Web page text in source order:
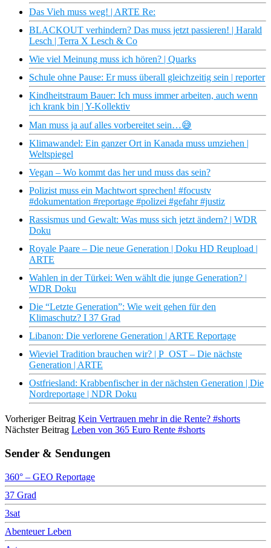
Das Vieh muss weg! | ARTE Re:
BLACKOUT verhindern? Das muss jetzt passieren! | Harald
Lesch | Terra X Lesch & Co
Wie viel Meinung muss ich hören? | Quarks
Schule ohne Pause: Er muss überall gleichzeitig sein | reporter
Kindheitstraum Bauer: Ich muss immer arbeiten, auch wenn
ich krank bin | Y-Kollektiv
Man muss ja auf alles vorbereitet sein…😅
Klimawandel: Ein ganzer Ort in Kanada muss umziehen |
Weltspiegel
Vegan – Wo kommt das her und muss das sein?
Polizist muss ein Machtwort sprechen! #focustv
#dokumentation #reportage #polizei #gefahr #justiz
Rassismus und Gewalt: Was muss sich jetzt ändern? | WDR
Doku
Royale Paare – Die neue Generation | Doku HD Reupload |
ARTE
Wahlen in der Türkei: Wen wählt die junge Generation? |
WDR Doku
Die “Letzte Generation”: Wie weit gehen für den
Klimaschutz? I 37 Grad
Libanon: Die verlorene Generation | ARTE Reportage
Wieviel Tradition brauchen wir? | P_OST – Die nächste
Generation | ARTE
Ostfriesland: Krabbenfischer in der nächsten Generation | Die
Nordreportage | NDR Doku
Vorheriger Beitrag Kein Vertrauen mehr in die Rente? #shorts
Nächster Beitrag Leben von 365 Euro Rente #shorts
Sender & Sendungen
360° – GEO Reportage
37 Grad
3sat
Abenteuer Leben